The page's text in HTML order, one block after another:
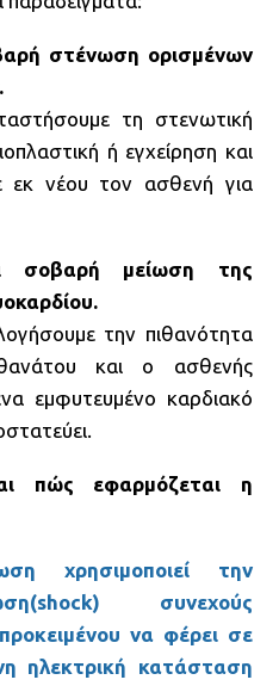
στένωση ορισμένων
τη στενωτική
ή εγχείρηση και
εκ νέου τον ασθενή για
σοβαρή μείωση της
την πιθανότητα
και ο ασθενής
εμφυτευμένο καρδιακό
πώς εφαρμόζεται η
χρησιμοποιεί την
συνεχούς
να φέρει σε
ηλεκτρική κατάσταση